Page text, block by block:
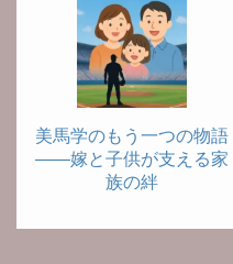
美馬学のもう一つの物語
――嫁と子供が支える家
族の絆